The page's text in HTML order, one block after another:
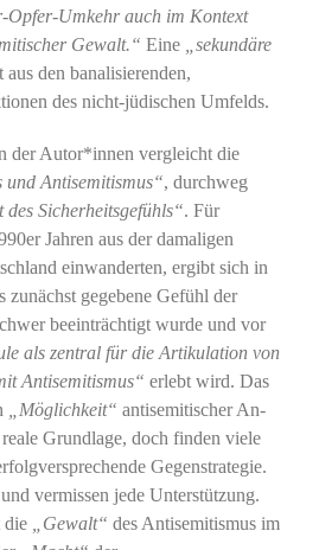
Opfer-Umkehr auch im Kontext
Gewalt.“ Eine
„sekundäre
aus den banalisierenden,
des nicht-jüdischen Umfelds.
der Autor*innen vergleicht die
und Antisemitismus“, durchweg
des Sicherheitsgefühls“. Für
Jahren aus der damaligen
einwanderten, ergibt sich in
zunächst gegebene Gefühl der
beeinträchtigt wurde und vor
als zentral für die Artikulation von
Antisemitismus“ erlebt wird. Das
„Möglichkeit“ antisemitischer An-
Grundlage, doch finden viele
Gegenstrategie.
vermissen jede Unterstützung.
die
„Gewalt“ des Antisemitismus im